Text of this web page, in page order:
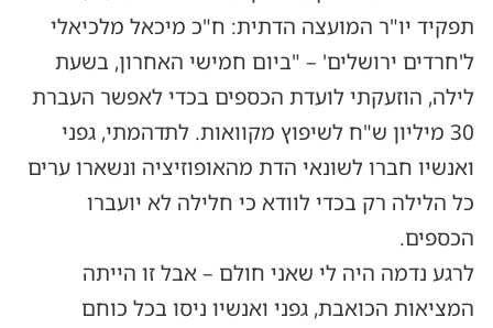
תפקיד יו"ר המועצה הדתית: ח"כ מיכאל מלכיאלי
ל'חרדים ירושלים' – "ביום חמישי האחרון, בשעת
לילה, הוזעקתי לועדת הכספים בכדי לאפשר העברת
30 מיליון ש"ח לשיפוץ מקוואות. לתדהמתי, גפני
ואנשיו חברו לשונאי הדת מהאופוזיציה ונשארו ערים
כל הלילה רק בכדי לוודא כי חלילה לא יועברו
הכספים.
לרגע נדמה היה לי שאני חולם – אבל זו הייתה
המציאות הכואבת, גפני ואנשיו ניסו בכל כוחם